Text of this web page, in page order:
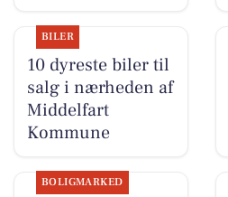
BILER
10 dyreste biler til
salg i nærheden af
Middelfart
Kommune
BOLIGMARKED